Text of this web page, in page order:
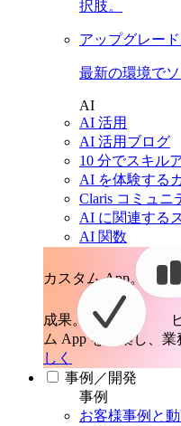
択肢。
アップグレー
最新の環境で
AI
AI 活用
AI 活用ブログ
10 分でスキル
AI を体験する
Claris コミュニ
AI に関連する
AI 関数
カスタム App。
成果。
ム App を構築し、業
しく
事例／開発
事例
お客様事例と